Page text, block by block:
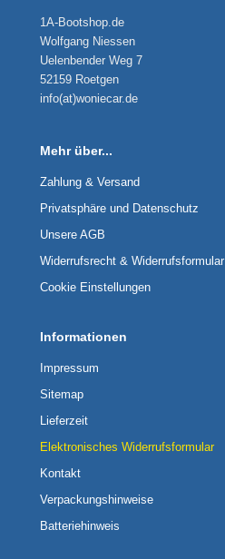
1A-Bootshop.de
Wolfgang Niessen
Uelenbender Weg 7
52159 Roetgen
info(at)woniecar.de
Mehr über...
Zahlung & Versand
Privatsphäre und Datenschutz
Unsere AGB
Widerrufsrecht & Widerrufsformular
Cookie Einstellungen
Informationen
Impressum
Sitemap
Lieferzeit
Elektronisches Widerrufsformular
Kontakt
Verpackungshinweise
Batteriehinweis